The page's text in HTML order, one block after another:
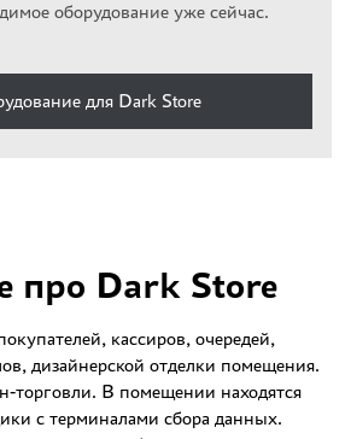
оборудование уже сейчас.
для Dark Store
про Dark Store
кассиров, очередей,
дизайнерской отделки помещения.
торговли. В помещении находятся
с терминалами сбора данных.